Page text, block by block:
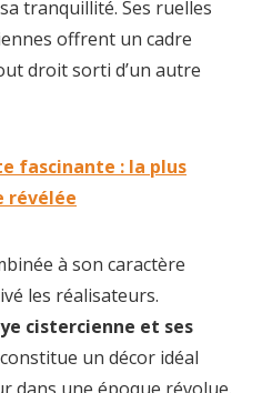
tranquillité. Ses ruelles
offrent un cadre
droit sorti d’un autre
fascinante : la plus
révélée
à son caractère
les réalisateurs.
cistercienne et ses
un décor idéal